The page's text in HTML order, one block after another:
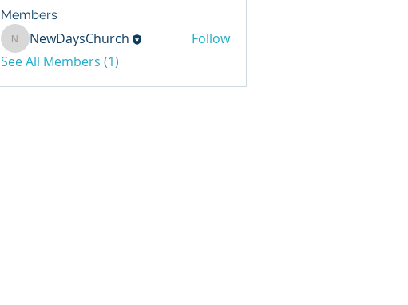
Members
NewDaysChurch
NewDaysChurch
Follow
See All Members (1)